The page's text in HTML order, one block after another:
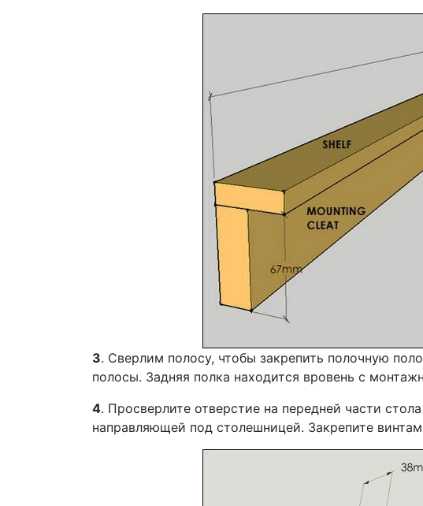
3. Сверлим полосу, чтобы закрепить полочную
полосы. Задняя полка находится вровень с
4. Просверлите отверстие на передней части
направляющей под столешницей. Закрепите